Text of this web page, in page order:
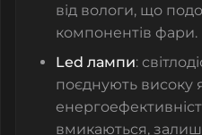
від вологи, що
компонентів фари.
Led лампи:
поєднують високу
вмикаються,